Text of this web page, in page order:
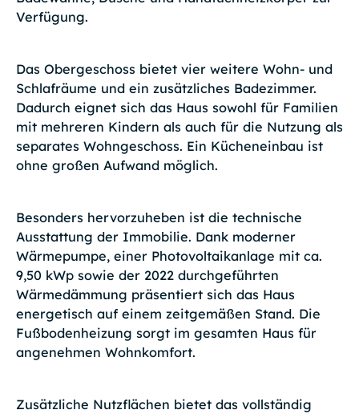
Verfügung.
Das Obergeschoss bietet vier weitere Wohn- und
Schlafräume und ein zusätzliches Badezimmer.
Dadurch eignet sich das Haus sowohl für Familien
mit mehreren Kindern als auch für die Nutzung als
separates Wohngeschoss. Ein Kücheneinbau ist
ohne großen Aufwand möglich.
Besonders hervorzuheben ist die technische
Ausstattung der Immobilie. Dank moderner
Wärmepumpe, einer Photovoltaikanlage mit ca.
9,50 kWp sowie der 2022 durchgeführten
Wärmedämmung präsentiert sich das Haus
energetisch auf einem zeitgemäßen Stand. Die
Fußbodenheizung sorgt im gesamten Haus für
angenehmen Wohnkomfort.
Zusätzliche Nutzflächen bietet das vollständig